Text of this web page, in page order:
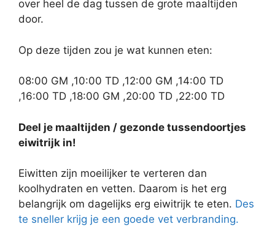
over heel de dag tussen de grote maaltijden
door.
Op deze tijden zou je wat kunnen eten:
08:00 GM ,10:00 TD ,12:00 GM ,14:00 TD
,16:00 TD ,18:00 GM ,20:00 TD ,22:00 TD
Deel je maaltijden / gezonde tussendoortjes
eiwitrijk in!
Eiwitten zijn moeilijker te verteren dan
koolhydraten en vetten. Daarom is het erg
belangrijk om dagelijks erg eiwitrijk te eten. Des
te sneller krijg je een goede vet verbranding.